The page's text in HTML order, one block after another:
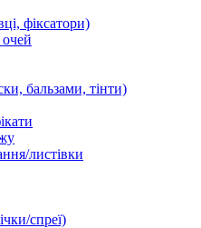
фіксатори)
очей
бальзами, тінти)
листівки
спреї)